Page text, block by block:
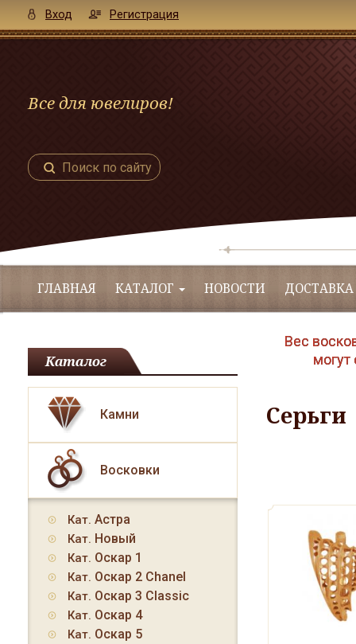
Вход Регистрация
Все для ювелиров!
Поиск по сайту
ГЛАВНАЯ КАТАЛОГ НОВОСТИ
Вес
могут
Серьги
Каталог
Камни
Восковки
Кат. Астра
Кат. Новый
Кат. Оскар 1
Кат. Оскар 2 Chanel
Кат. Оскар 3 Classic
Кат. Оскар 4
Кат. Оскар 5